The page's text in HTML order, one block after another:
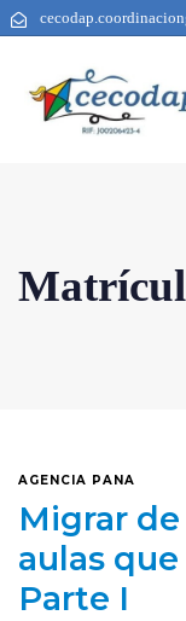
AGENCIA PANA
Migrar
aulas que
Parte I